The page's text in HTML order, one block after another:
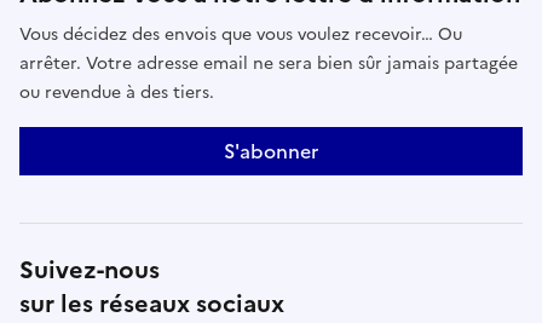
Vous décidez des envois que vous voulez recevoir… Ou
arrêter. Votre adresse email ne sera bien sûr jamais partagée
ou revendue à des tiers.
S'abonner
Suivez-nous
sur les réseaux sociaux